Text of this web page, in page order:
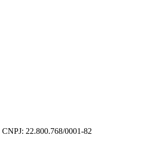
CNPJ: 22.800.768/0001-82